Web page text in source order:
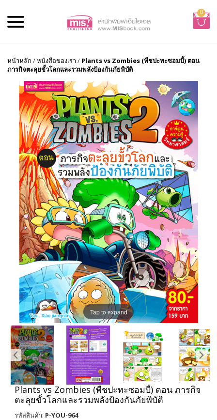
0
หน้าหลัก /หนังสือของเรา / Plants vs Zombies (พืชปะทะซอมบี้) ตอน
ภารกิจตะลุยขั้วโลกและรวมพลังป้องกันภัยพิบัติ
Tap to expand
Plants vs Zombies (พืชปะทะซอมบี้) ตอน ภารกิจ
ตะลุยขั้วโลกและรวมพลังป้องกันภัยพิบัติ
รหัสสินค้า: P-YOU-964